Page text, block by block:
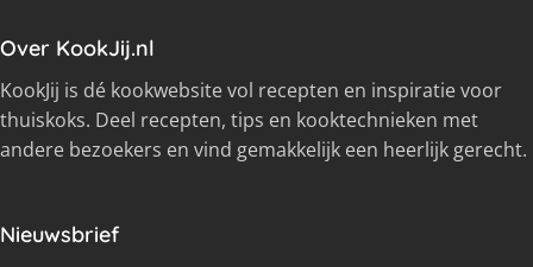
Over KookJij.nl
KookJij is dé kookwebsite vol recepten en inspiratie voor
thuiskoks. Deel recepten, tips en kooktechnieken met
andere bezoekers en vind gemakkelijk een heerlijk gerecht.
Nieuwsbrief